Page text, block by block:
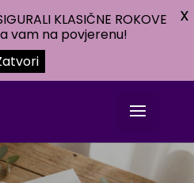
KLASIČNE ROKOVE
vam na povjerenu!
X